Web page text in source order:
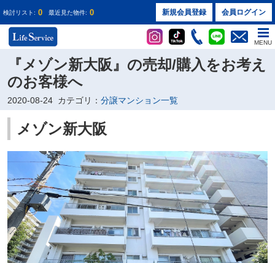
検討リスト: 0 最近見た物件: 0 新規会員登録 会員ログイン
MENU
『メゾン新大阪』の売却/購入をお考え
のお客様へ
2020-08-24 カテゴリ： 分譲マンション一覧
メゾン新大阪